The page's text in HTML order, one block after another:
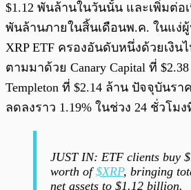
$1.12 พันล้านในวันนั้น และเพิ่มต่อ
พันล้านภายในสิ้นเดือนพ.ค. ในแง่ผู้
XRP ETF ครองอันดับหนึ่งด้วยเงิน
ตามมาด้วย Canary Capital ที่
Templeton ที่ $2.14 ล้าน ปัจจุบันรา
ลดลงราว 1.19% ในช่วง 24 ชั่วโม
JUST IN: ETF clients buy
worth of$XRP, bringing
net assets to $1.12 billion.